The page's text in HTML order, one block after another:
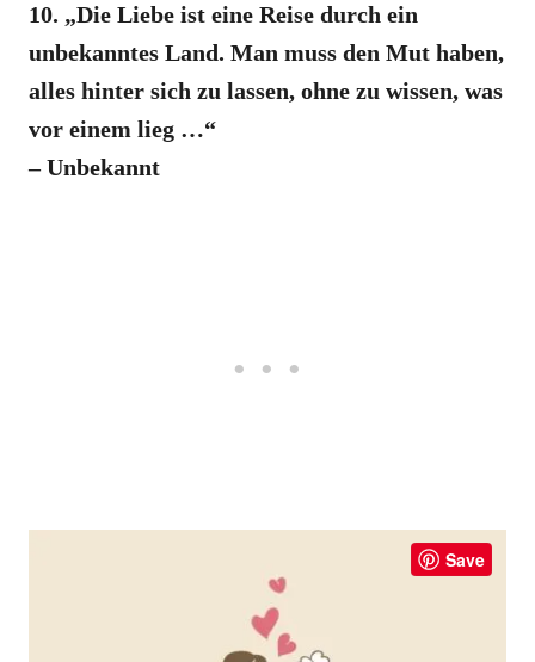
10. „Die Liebe ist eine Reise durch ein
unbekanntes Land. Man muss den Mut haben,
alles hinter sich zu lassen, ohne zu wissen, was
vor einem lieg …“
– Unbekannt
Save